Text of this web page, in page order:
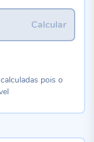
Calcular
pois o